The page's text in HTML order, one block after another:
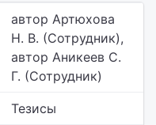
автор Артюхова
Н. В. (Сотрудник),
автор Аникеев С.
Г. (Сотрудник)
Тезисы